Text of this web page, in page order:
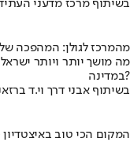
בשיתוף מרכז מדעני
מהמרכז לגולן: המהפכה של
מה מושך יותר ויותר
במדינה?
בשיתוף אבני דרך וי.ד
המקום הכי טוב